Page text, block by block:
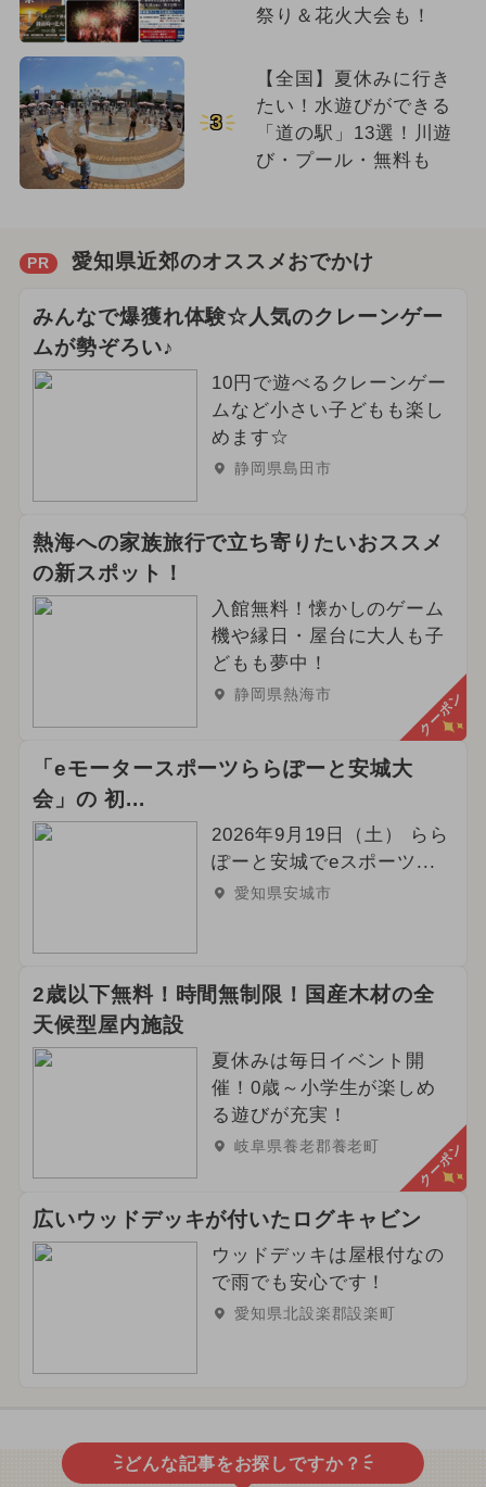
祭り＆花火大会も！
3
【全国】夏休みに行き
たい！水遊びができる
「道の駅」13選！川遊
び・プール・無料も
PR 愛知県近郊のオススメおでかけ
みんなで爆獲れ体験☆人気のクレーンゲー
ムが勢ぞろい♪
10円で遊べるクレーンゲー
ムなど小さい子どもも楽し
めます☆
静岡県島田市
熱海への家族旅行で立ち寄りたいおススメ
の新スポット！
入館無料！懐かしのゲーム
機や縁日・屋台に大人も子
どもも夢中！
静岡県熱海市 クーポン
「eモータースポーツららぽーと安城大
会」の 初...
2026年9月19日（土） らら
ぽーと安城でeスポーツ...
愛知県安城市
2歳以下無料！時間無制限！国産木材の全
天候型屋内施設
夏休みは毎日イベント開
催！0歳～小学生が楽しめ
る遊びが充実！
岐阜県養老郡養老町 クーポン
広いウッドデッキが付いたログキャビン
ウッドデッキは屋根付なの
で雨でも安心です！
愛知県北設楽郡設楽町
どんな記事をお探しですか？